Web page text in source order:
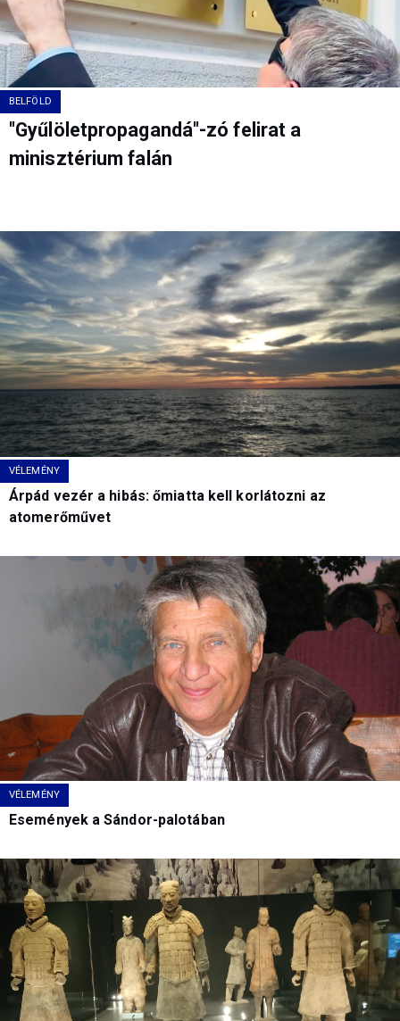
BELFÖLD
"Gyűlöletpropagandá"-zó felirat a
minisztérium falán
VÉLEMÉNY
Árpád vezér a hibás: őmiatta kell korlátozni az
atomerőművet
VÉLEMÉNY
Események a Sándor-palotában